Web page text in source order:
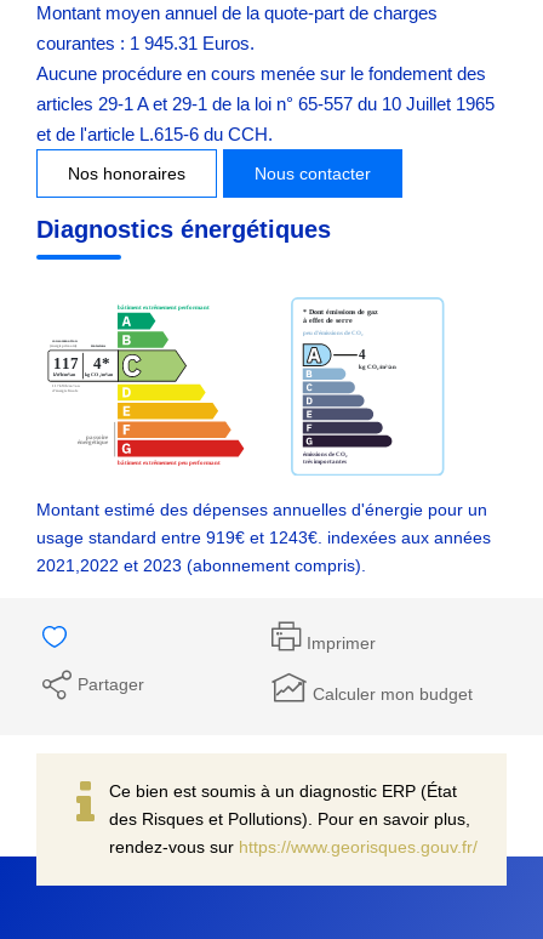
Montant moyen annuel de la quote-part de charges
courantes : 1 945.31 Euros.
Aucune procédure en cours menée sur le fondement des
articles 29-1 A et 29-1 de la loi n° 65-557 du 10 Juillet 1965
et de l'article L.615-6 du CCH.
Nos honoraires Nous contacter
Diagnostics énergétiques
Montant estimé des dépenses annuelles d'énergie pour un
usage standard entre 919€ et 1243€. indexées aux années
2021,2022 et 2023 (abonnement compris).
Imprimer
Partager Calculer mon budget
Ce bien est soumis à un diagnostic ERP (État
des Risques et Pollutions). Pour en savoir plus,
rendez-vous sur https://www.georisques.gouv.fr/